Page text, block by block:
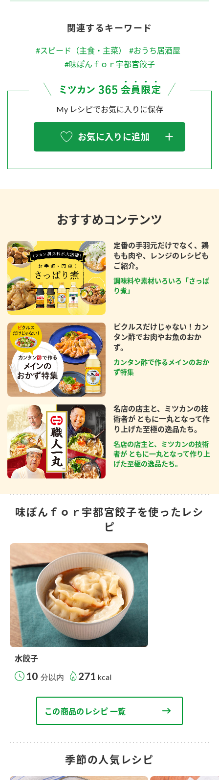
関連するキーワード
#スピード（主食・主菜）
#おうち居酒屋
#味ぽんｆｏｒ宇都宮餃子
My レシピでお気に入りに保存
お気に入りに追加
おすすめコンテンツ
定番の手羽元だけでなく、鶏
もも肉や、レンジのレシピも
ご紹介。
調味料や素材いろいろ「さっぱ
り煮」
ピクルスだけじゃない！カン
タン酢でお肉やお魚のおか
ず。
カンタン酢で作るメインのおか
ず特集
名店の店主と、ミツカンの技
術者が ともに一丸となって作
り上げた至極の逸品たち。
名店の店主と、ミツカンの技術
者が ともに一丸となって作り上
げた至極の逸品たち。
味ぽんｆｏｒ宇都宮餃子を使ったレシ
ピ
水餃子
10 分以内 271 kcal
この商品のレシピ 一覧
季節の人気レシピ